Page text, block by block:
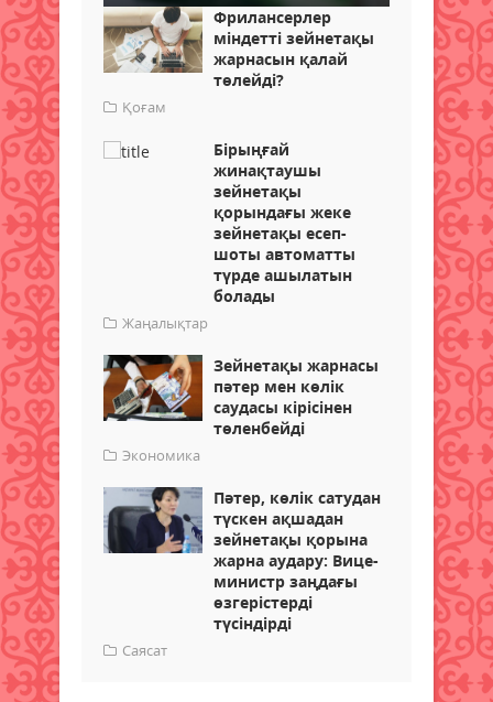
Фрилансерлер
міндетті зейнетақы
жарнасын қалай
төлейді?
Қоғам
Бірыңғай
жинақтаушы
зейнетақы
қорындағы жеке
зейнетақы есеп-
шоты автоматты
түрде ашылатын
болады
Жаңалықтар
Зейнетақы жарнасы
пәтер мен көлік
саудасы кірісінен
төленбейді
Экономика
Пәтер, көлік сатудан
түскен ақшадан
зейнетақы қорына
жарна аудару: Вице-
министр заңдағы
өзгерістерді
түсіндірді
Саясат